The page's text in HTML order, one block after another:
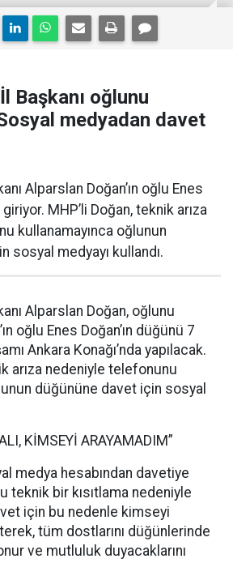
Başkanı oğlunu
medyadan davet
Alparslan Doğan’ın oğlu Enes
MHP’li Doğan, teknik arıza
kullanamayınca oğlunun
sosyal medyayı kullandı.
Alparslan Doğan, oğlunu
oğlu Enes Doğan’ın düğünü 7
Ankara Konağı’nda yapılacak.
arıza nedeniyle telefonunu
düğününe davet için sosyal
KİMSEYİ ARAYAMADIM”
medya hesabından davetiye
teknik bir kısıtlama nedeniyle
için bu nedenle kimseyi
tüm dostlarını düğünlerinde
ve mutluluk duyacaklarını